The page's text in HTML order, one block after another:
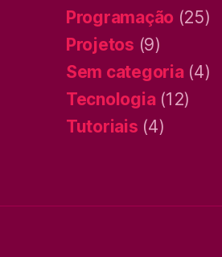
Programação (25)
Projetos (9)
Sem categoria(4)
Tecnologia(12)
Tutoriais (4)